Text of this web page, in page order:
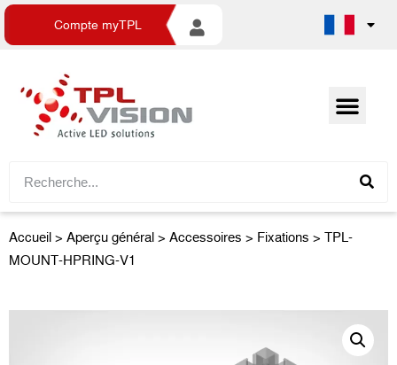
Compte myTPL
Accueil > Aperçu général > Accessoires > Fixations > TPL-
MOUNT-HPRING-V1